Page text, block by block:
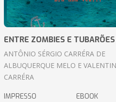
ENTRE ZOMBIES E TUBARÕES
ANTÔNIO SÉRGIO CARRÉRA DE
ALBUQUERQUE MELO E
CARRÉRA
IMPRESSO EBOOK